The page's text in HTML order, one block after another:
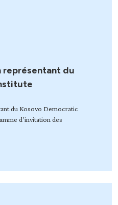
représentant du
du Kosovo Democratic
d’invitation des